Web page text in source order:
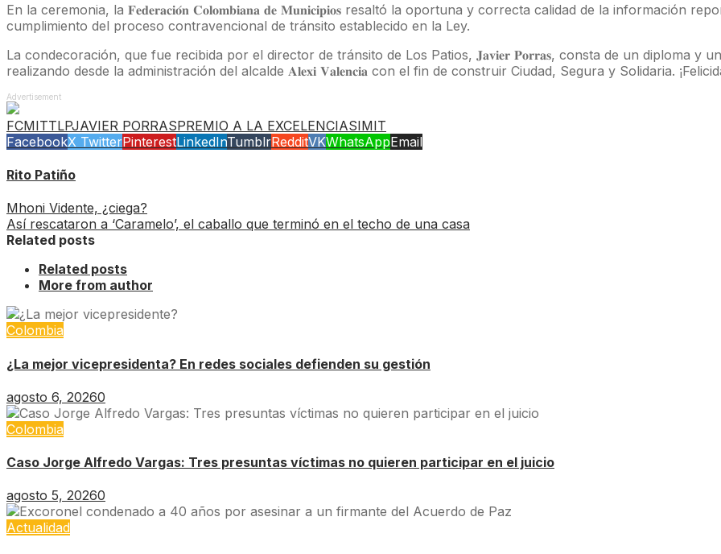
En la ceremonia, la 𝐅𝐞𝐝𝐞𝐫𝐚𝐜𝐢𝐨́𝐧 𝐂𝐨𝐥𝐨𝐦𝐛𝐢𝐚𝐧𝐚 𝐝𝐞 𝐌𝐮𝐧𝐢𝐜𝐢𝐩𝐢𝐨𝐬 resaltó la oportuna y correcta calidad de la información
cumplimiento del proceso contravencional de tránsito establecido en la Ley.
La condecoración, que fue recibida por el director de tránsito de Los Patios, 𝐉𝐚𝐯𝐢𝐞𝐫 𝐏𝐨𝐫𝐫𝐚𝐬, consta de un diploma y
realizando desde la administración del alcalde 𝐀𝐥𝐞𝐱𝐢 𝐕𝐚𝐥𝐞𝐧𝐜𝐢𝐚 con el fin de construir Ciudad, Segura y Solidaria.
Advertisement
FCMITTLPJAVIER PORRASPREMIO A LA EXCELENCIASIMIT
FacebookX TwitterPinterestLinkedInTumblrRedditVKWhatsAppEmail
Rito Patiño
Mhoni Vidente, ¿ciega?
Así rescataron a ‘Caramelo’, el caballo que terminó en el techo de una casa
Related posts
Related posts
More from author
Colombia
¿La mejor vicepresidenta? En redes sociales defienden su gestión
agosto 6, 20260
Colombia
Caso Jorge Alfredo Vargas: Tres presuntas víctimas no quieren participar en el juicio
agosto 5, 20260
Actualidad